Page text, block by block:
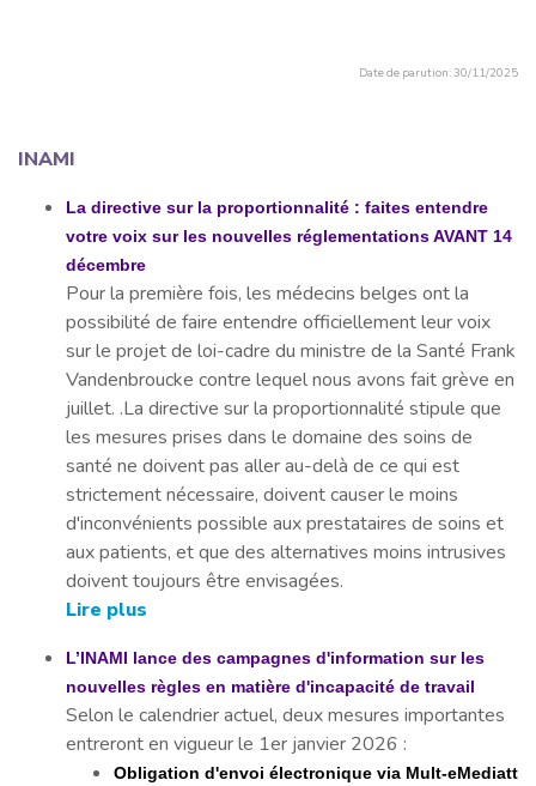
Date de parution: 30/11/2025
INAMI
La directive sur la proportionnalité : faites entendre
votre voix sur les nouvelles réglementations AVANT 14
décembre
Pour la première fois, les médecins belges ont la
possibilité de faire entendre officiellement leur voix
sur le projet de loi-cadre du ministre de la Santé Frank
Vandenbroucke contre lequel nous avons fait grève en
juillet. .La directive sur la proportionnalité stipule que
les mesures prises dans le domaine des soins de
santé ne doivent pas aller au-delà de ce qui est
strictement nécessaire, doivent causer le moins
d'inconvénients possible aux prestataires de soins et
aux patients, et que des alternatives moins intrusives
doivent toujours être envisagées.
Lire plus
L’INAMI lance des campagnes d'information sur les
nouvelles règles en matière d'incapacité de travail
Selon le calendrier actuel, deux mesures importantes
entreront en vigueur le 1er janvier 2026 :
Obligation d'envoi électronique via Mult-eMediatt